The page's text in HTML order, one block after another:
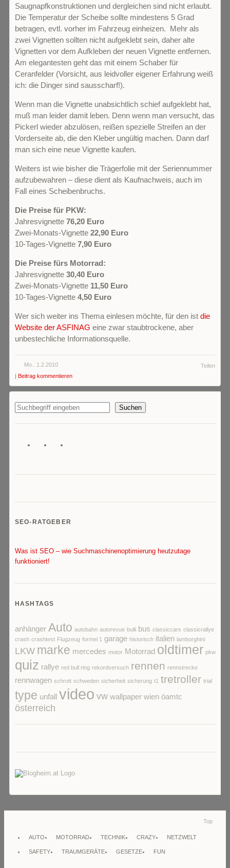
Saugnapfkonstruktionen und dergleichen sind nicht erlaubt.
Die Temperatur der Scheibe sollte mindestens 5 Grad
betragen, evtl. vorher im Fahrzeug einheizen. Mehr als
zwei Vignetten sollten nicht aufgeklebt sein, daher alte
Vignetten vor dem Aufkleben der neuen Vignette entfernen.
Am elegantesten geht das mit einem Schaber für
Ceranfelder (Vorsicht, aus leidvoller eigener Erfahrung weiß
ich: die Dinger sind sausscharf!).
Wenn man die Vignette unabsichtlich schief aufgeklebt hat,
muß man leider damit leben. Denn wenn man versucht, das
Pickerl wieder abzulösen, reißen spezielle Streifen an der
Vorderseite ab, die den Kleber ungültig machen. Dann darf
man sich eine neue Vignette kaufen.
Weiters ist wie bisher die Trägerfolie mit der Seriennummer
aufzubewahren – diese dient als Kaufnachweis, auch im
Fall eines Scheibenbruchs.
Die Preise für PKW:
Jahresvignette 76,20 Euro
Zwei-Monats-Vignette 22,90 Euro
10-Tages-Vignette 7,90 Euro
Die Preise fürs Motorrad:
Jahresvignette 30,40 Euro
Zwei-Monats-Vignette 11,50 Euro
10-Tages-Vignette 4,50 Euro
Wer sich weiter ins Thema einlesen möchte, für den ist die
Website der ASFINAG eine zwar staubtrockene, aber
unbestechliche Informationsquelle.
Teilen
Mo.. 1.2.2010
Beitrag kommentieren
Suchen
SEO-RATGEBER
Was ist SEO – wie Suchmaschinenoptimierung heutzutage
funktioniert!
HASHTAGS
anhänger Auto autobahn autorevue bulli bus classiccars classicrallye
crash crashtest Flugzeug formel 1 garage historisch italien lamborghini
LKW marke mercedes motor Motorrad oldtimer pkw
quiz rallye red bull ring rekordversuch rennen rennstrecke
rennwagen schrott schweden sicherheit sicherung t1 tretroller trial
type unfall video vw wallpaper wien öamtc
österreich
AUTO MOTORRAD TECHNIK CRAZY NETZWELT
SAFETY TRAUMGERÄTE GESETZE FUN
Top